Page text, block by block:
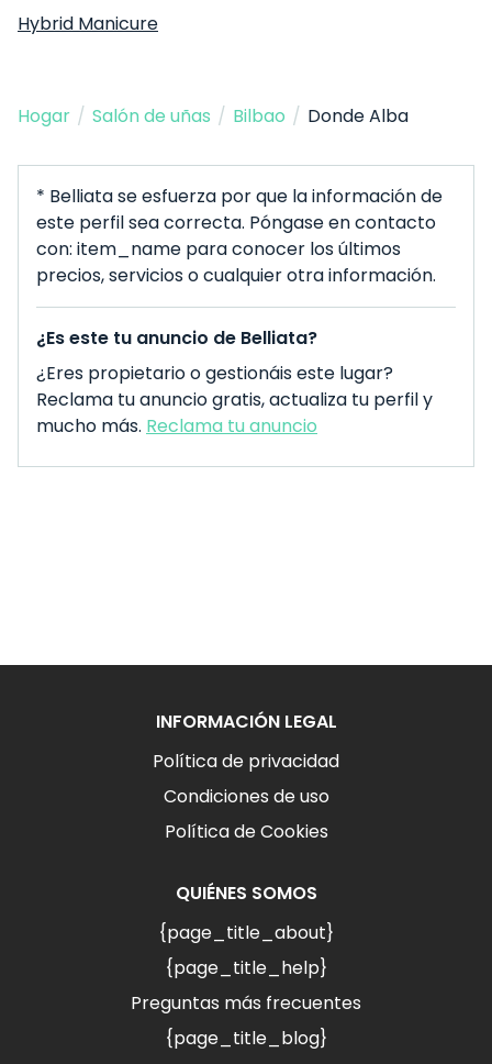
Hybrid Manicure
Hogar / Salón de uñas / Bilbao / Donde Alba
* Belliata se esfuerza por que la información de
este perfil sea correcta. Póngase en contacto
con: item_name para conocer los últimos
precios, servicios o cualquier otra información.
¿Es este tu anuncio de Belliata?
¿Eres propietario o gestionáis este lugar?
Reclama tu anuncio gratis, actualiza tu perfil y
mucho más. Reclama tu anuncio
INFORMACIÓN LEGAL
Política de privacidad
Condiciones de uso
Política de Cookies
QUIÉNES SOMOS
{page_title_about}
{page_title_help}
Preguntas más frecuentes
{page_title_blog}